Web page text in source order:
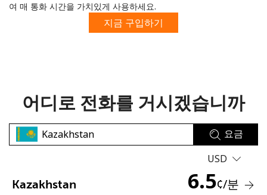
여 매 통화 시간을 가치있게 사용하세요.
지금 구입하기
어디로 전화를 거시겠습니까
요금
USD
Kazakhstan 6.5¢/분